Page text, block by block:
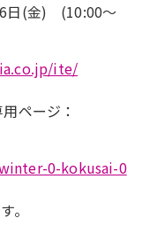
6日(金) (10:00～
ite/
ページ：
0-kokusai-0
。